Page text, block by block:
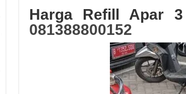
Harga Refill Apar
081388800152